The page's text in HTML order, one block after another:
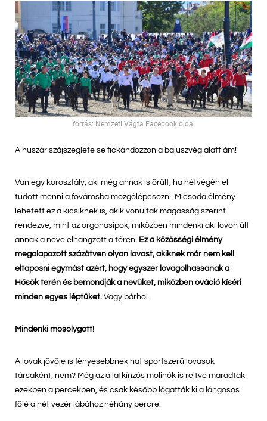
forrás: Nemzeti Vágta Facebook oldal
A huszár szájszeglete se fickándozzon a bajuszvég alatt ám!
Van egy korosztály, aki még annak is örült, ha hétvégén el
tudott menni a fővárosba mozgólépcsőzni. Micsoda élmény
lehetett ez a kicsiknek is, akik vonultak magasság szerint
rendezve, mint az orgonasípok, miközben mindenki aki lovon ült
annak a neve elhangzott a téren. Ez a közösségi élmény
megalapozott százötven olyan lovast, akiknek már nem kell
eltaposni egymást azért, hogy egyszer lovagolhassanak a
Hősök terén és bemondják a nevüket, miközben ováció kíséri
minden egyes léptüket. Vagy bárhol.
Mindenki mosolygott!
A lovak jövője is fényesebbnek hat sportszerű lovasok
társaként, nem? Még az állatkínzós molinók is rejtve maradtak
ezekben a percekben, és csak később lógatták ki a lángosos
fölé a hét vezér lábához néhány percre.